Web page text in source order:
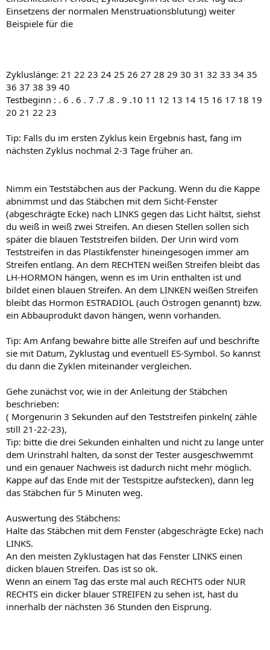
Einsetzens der normalen Menstruationsblutung) weiter
Beispiele für die
Zykluslänge: 21 22 23 24 25 26 27 28 29 30 31 32 33 34 35
36 37 38 39 40
Testbeginn : . 6 . 6 . 7 .7 .8 . 9 .10 11 12 13 14 15 16 17 18 19
20 21 22 23
Tip: Falls du im ersten Zyklus kein Ergebnis hast, fang im
nächsten Zyklus nochmal 2-3 Tage früher an.
Nimm ein Teststäbchen aus der Packung. Wenn du die Kappe
abnimmst und das Stäbchen mit dem Sicht-Fenster
(abgeschrägte Ecke) nach LINKS gegen das Licht hältst, siehst
du weiß in weiß zwei Streifen. An diesen Stellen sollen sich
später die blauen Teststreifen bilden. Der Urin wird vom
Teststreifen in das Plastikfenster hineingesogen immer am
Streifen entlang. An dem RECHTEN weißen Streifen bleibt das
LH-HORMON hängen, wenn es im Urin enthalten ist und
bildet einen blauen Streifen. An dem LINKEN weißen Streifen
bleibt das Hormon ESTRADIOL (auch Östrogen genannt) bzw.
ein Abbauprodukt davon hängen, wenn vorhanden.
Tip: Am Anfang bewahre bitte alle Streifen auf und beschrifte
sie mit Datum, Zyklustag und eventuell ES-Symbol. So kannst
du dann die Zyklen miteinander vergleichen.
Gehe zunächst vor, wie in der Anleitung der Stäbchen
beschrieben:
( Morgenurin 3 Sekunden auf den Teststreifen pinkeln( zähle
still 21-22-23),
Tip: bitte die drei Sekunden einhalten und nicht zu lange unter
dem Urinstrahl halten, da sonst der Tester ausgeschwemmt
und ein genauer Nachweis ist dadurch nicht mehr möglich.
Kappe auf das Ende mit der Testspitze aufstecken), dann leg
das Stäbchen für 5 Minuten weg.
Auswertung des Stäbchens:
Halte das Stäbchen mit dem Fenster (abgeschrägte Ecke) nach
LINKS.
An den meisten Zyklustagen hat das Fenster LINKS einen
dicken blauen Streifen. Das ist so ok.
Wenn an einem Tag das erste mal auch RECHTS oder NUR
RECHTS ein dicker blauer STREIFEN zu sehen ist, hast du
innerhalb der nächsten 36 Stunden den Eisprung.